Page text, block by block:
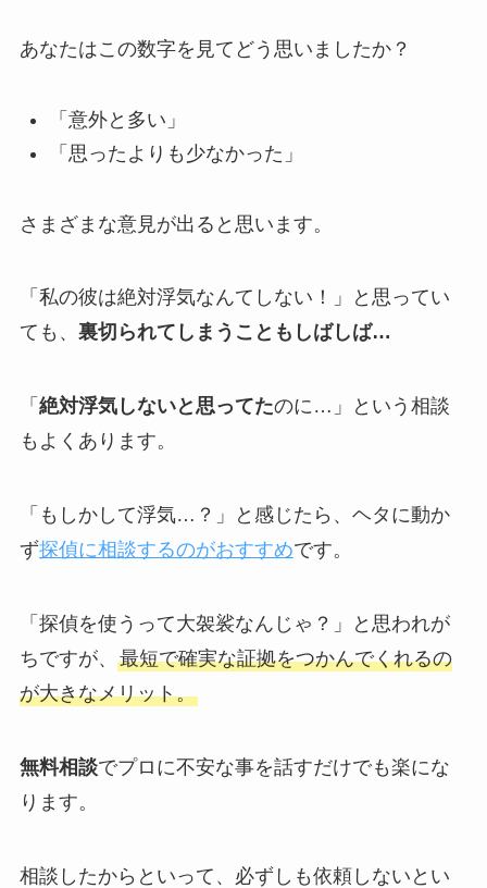
あなたはこの数字を見てどう思いましたか？
「意外と多い」
「思ったよりも少なかった」
さまざまな意見が出ると思います。
「私の彼は絶対浮気なんてしない！」と思ってい
ても、 裏切られてしまうこともしばしば…
「 絶対浮気しないと思ってたのに…」という相談
もよくあります。
「もしかして浮気…？」と感じたら、ヘタに動か
ず探偵に相談するのがおすすめです。
「探偵を使うって大袈裟なんじゃ？」と思われが
ちですが、 最短で確実な証拠をつかんでくれるの
が大きなメリット。
無料相談でプロに不安な事を話すだけでも楽にな
ります。
相談したからといって、必ずしも依頼しないとい